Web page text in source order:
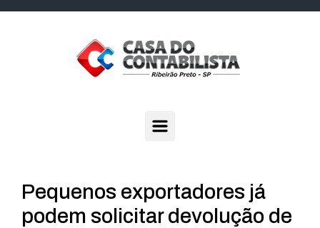
Pequenos exportadores já
podem solicitar devolução de